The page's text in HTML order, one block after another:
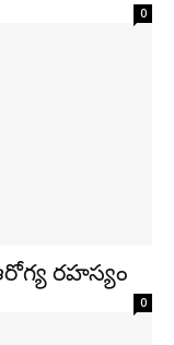
0
రహస్యం
0